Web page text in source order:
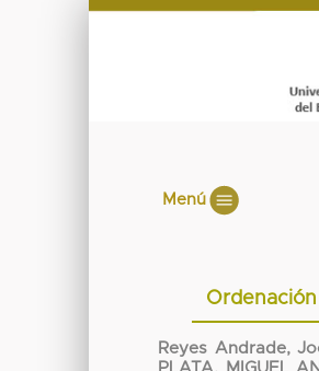
Menú
Reyes Andrade,